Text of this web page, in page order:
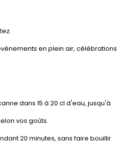
en plein air, célébrations
dans 15 à 20 cl d'eau, jusqu'à
vos goûts.
20 minutes, sans faire bouillir.